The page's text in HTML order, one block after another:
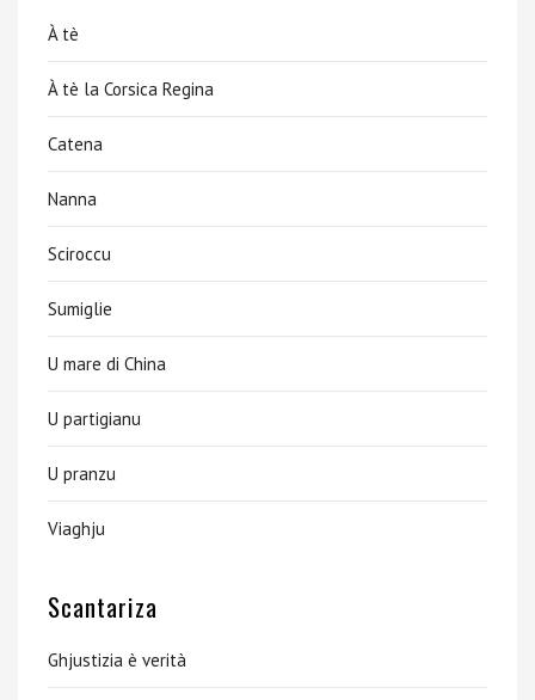
À tè
À tè la Corsica Regina
Catena
Nanna
Sciroccu
Sumiglie
U mare di China
U partigianu
U pranzu
Viaghju
Scantariza
Ghjustizia è verità